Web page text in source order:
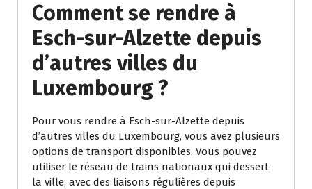
Comment se rendre à
Esch-sur-Alzette depuis
d’autres villes du
Luxembourg ?
Pour vous rendre à Esch-sur-Alzette depuis
d’autres villes du Luxembourg, vous avez plusieurs
options de transport disponibles. Vous pouvez
utiliser le réseau de trains nationaux qui dessert
la ville, avec des liaisons régulières depuis